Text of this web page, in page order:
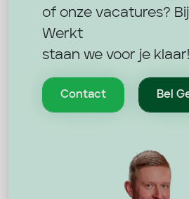
of onze vacatures?
Werkt
staan we voor je klaar!
Contact Bel